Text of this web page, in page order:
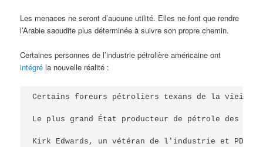
Les menaces ne seront d’aucune utilité. Elles ne font que rendre
l’Arabie saoudite plus déterminée à suivre son propre chemin.
Certaines personnes de l’industrie pétrolière américaine ont
intégré la nouvelle réalité :
Certains foreurs pétroliers texans de la vieille
Le plus grand État producteur de pétrole des
Kirk Edwards, un vétéran de l'industrie et PDG